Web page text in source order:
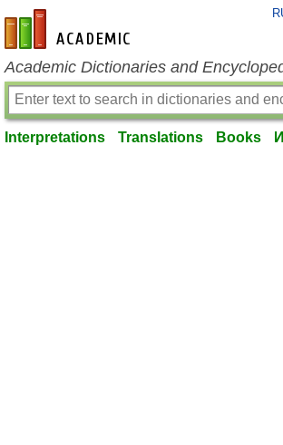
en-academic.com
Academic Dictionaries and
Interpretations Translations Books